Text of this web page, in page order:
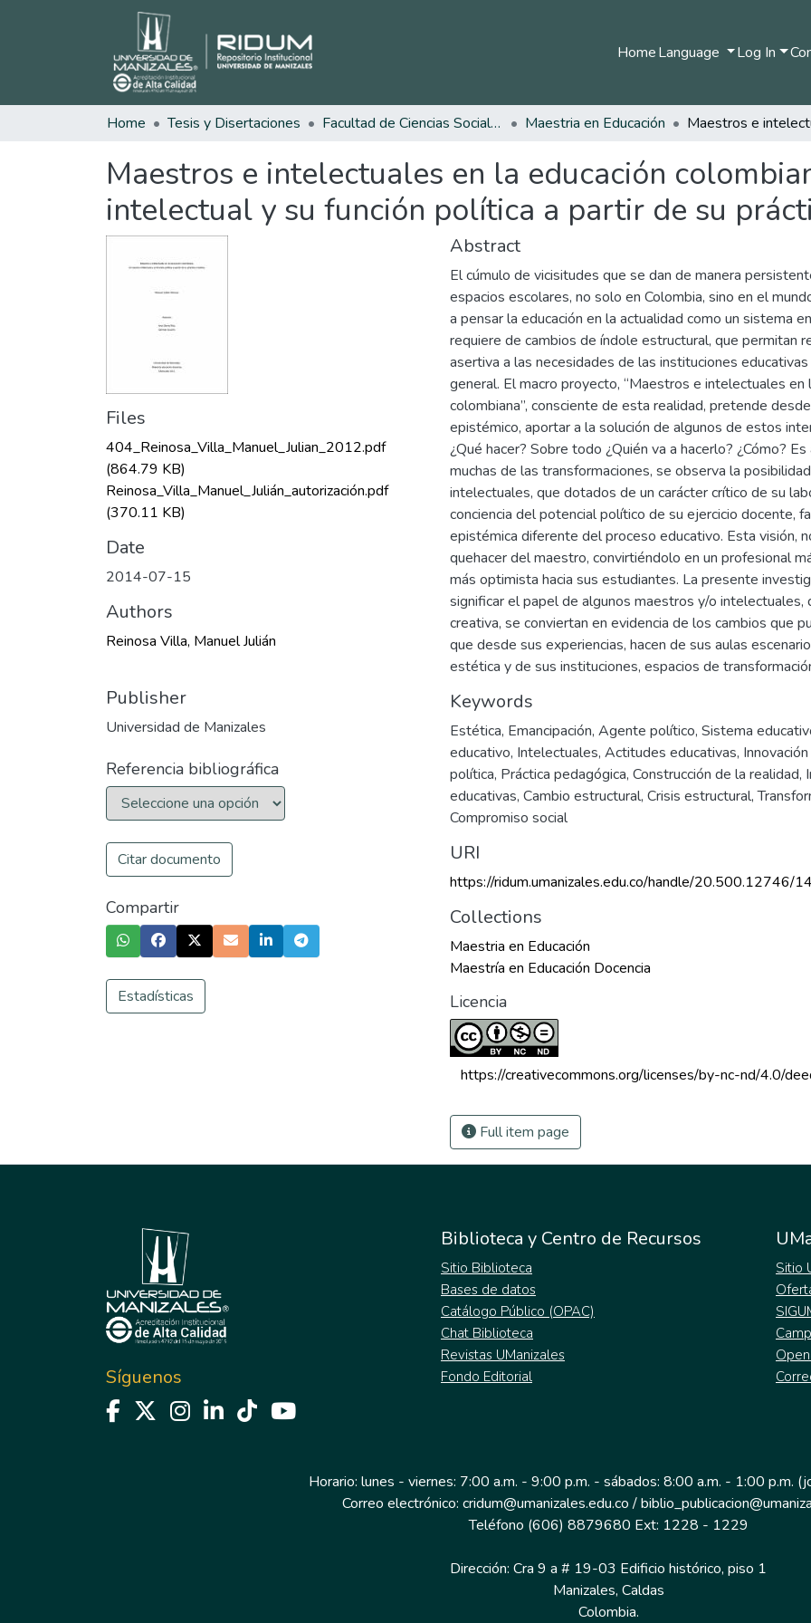
HomeLanguage Log In
Home Tesis y Disertaciones Facultad de Ciencias Sociales y Humanas Maestria en Educación
Maestros e intelectuales en la educación
intelectual y su función política a partir de su
Files
404_Reinosa_Villa_Manuel_Julian_2012.pdf
(864.79 KB)
Reinosa_Villa_Manuel_Julián_autorización.pdf
(370.11 KB)
Date
2014-07-15
Authors
Reinosa Villa, Manuel Julián
Publisher
Universidad de Manizales
Referencia bibliográfica
Citar documento
Compartir
Estadísticas
Abstract
El cúmulo de vicisitudes que se dan de manera
espacios escolares, no solo en Colombia, sino en el
a pensar la educación en la actualidad como un sistema
requiere de cambios de índole estructural, que permitan
asertiva a las necesidades de las instituciones
general. El macro proyecto, “Maestros e intelectuales en
colombiana”, consciente de esta realidad, pretende
epistémico, aportar a la solución de algunos de estos
¿Qué hacer? Sobre todo ¿Quién va a hacerlo? ¿Cómo?
muchas de las transformaciones, se observa la
intelectuales, que dotados de un carácter crítico de su
conciencia del potencial político de su ejercicio docente,
epistémica diferente del proceso educativo. Esta visión,
quehacer del maestro, convirtiéndolo en un profesional
más optimista hacia sus estudiantes. La presente
significar el papel de algunos maestros y/o intelectuales,
creativa, se conviertan en evidencia de los cambios que
que desde sus experiencias, hacen de sus aulas
estética y de sus instituciones, espacios de
Keywords
Estética, Emancipación, Agente político, Sistema
educativo, Intelectuales, Actitudes educativas,
política, Práctica pedagógica, Construcción de la realidad,
educativas, Cambio estructural, Crisis estructural,
Compromiso social
URI
https://ridum.umanizales.edu.co/handle/20.500.12746/
Collections
Maestria en Educación
Maestría en Educación Docencia
Licencia
https://creativecommons.org/licenses/by-nc-nd/4.0/
Full item page
Síguenos
Biblioteca y Centro de Recursos
Sitio Biblioteca
Bases de datos
Catálogo Público (OPAC)
Chat Biblioteca
Revistas UManizales
Fondo Editorial
Sitio
Horario: lunes - viernes: 7:00 a.m. - 9:00 p.m. - sábados: 8:00 a.m. - 1:00 p.m.
Correo electrónico: cridum@umanizales.edu.co /
Teléfono (606) 8879680 Ext: 1228 - 1229
Dirección: Cra 9 a # 19-03 Edificio histórico, piso 1
Manizales, Caldas
Colombia.